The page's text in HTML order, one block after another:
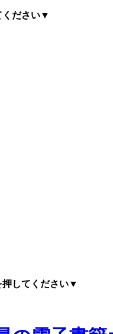
ください▼
してください▼